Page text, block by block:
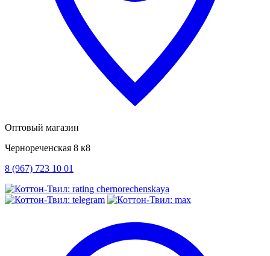
Оптовый магазин
Чернореченская 8 к8
8 (967) 723 10 01